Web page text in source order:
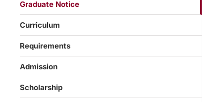
Graduate Notice
Curriculum
Requirements
Admission
Scholarship